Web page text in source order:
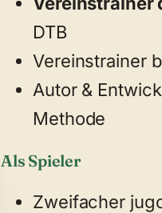
DTB
Vereinstrainer
Autor &
Methode
Als Spieler
Zweifacher